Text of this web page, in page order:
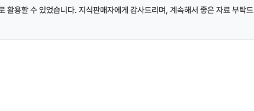
활용할 수 있었습니다. 지식판매자에게 감사드리며, 계속해서 좋은 자료 부탁드